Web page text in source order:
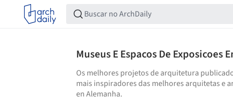
Museus E Espacos De Exposicoes
Os melhores projetos de arquitetura
mais inspiradores das melhores arquitetas e
en Alemanha.